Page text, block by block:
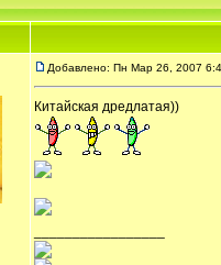
Добавлено: Пн Мар 26, 2007
Китайская дредлатая))